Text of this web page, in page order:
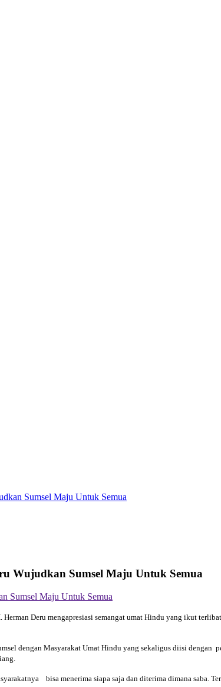
Sumsel Maju Untuk Semua
Wujudkan Sumsel Maju Untuk Semua
Deru mengapresiasi semangat umat Hindu yang ikut
dengan Masyarakat Umat Hindu yang sekaligus diisi
bisa menerima siapa saja dan diterima dimana saba.